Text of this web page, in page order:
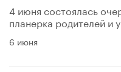
4 июня состоялась
планерка родителей и
6 июня